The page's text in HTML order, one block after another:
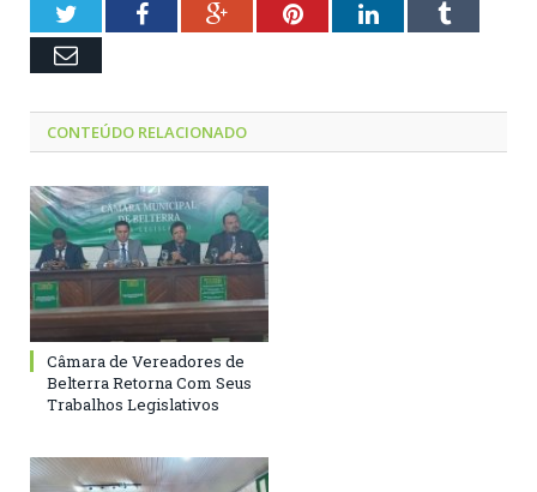
TwitterFacebookGoogle+PinterestLinkedInTumblr
Email
CONTEÚDO RELACIONADO
Câmara de Vereadores de
Belterra Retorna Com Seus
Trabalhos Legislativos